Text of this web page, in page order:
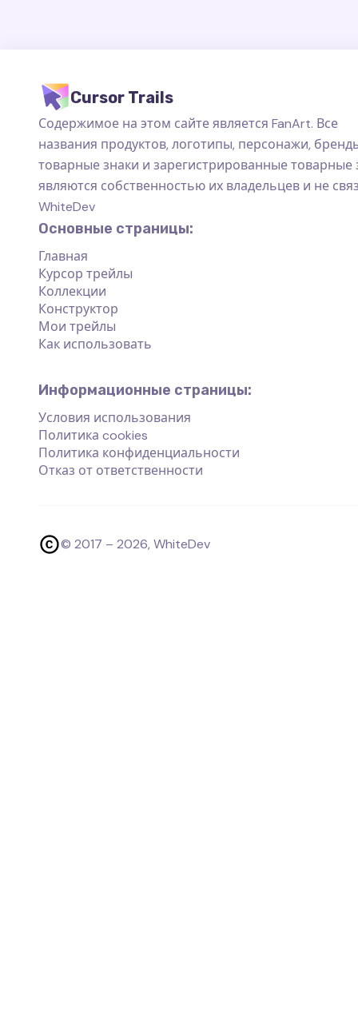
Cursor Trails
Содержимое на этом сайте является FanArt. Все
названия продуктов, логотипы, персонажи,
товарные знаки и зарегистрированные товарные
являются собственностью их владельцев и не
WhiteDev
Основные страницы:
Главная
Курсор трейлы
Коллекции
Конструктор
Мои трейлы
Как использовать
Информационные страницы:
Условия использования
Политика cookies
Политика конфиденциальности
Отказ от ответственности
© 2017 – 2026, WhiteDev